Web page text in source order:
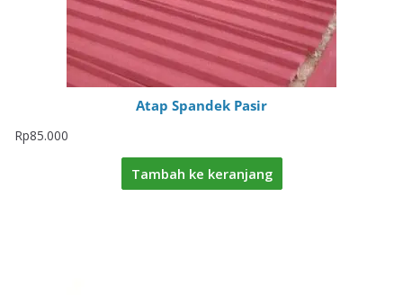
Atap Spandek Pasir
Rp85.000
Tambah ke keranjang